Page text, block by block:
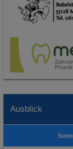
Ausblick